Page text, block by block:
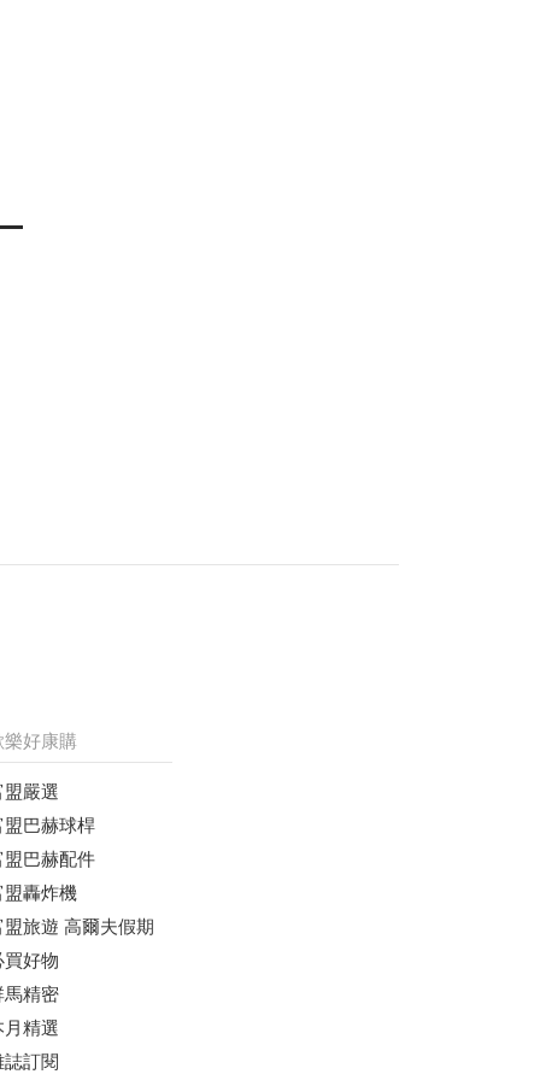
樂好康購
盟嚴選
盟巴赫球桿
盟巴赫配件
盟轟炸機
盟旅遊 高爾夫假期
買好物
馬精密
月精選
誌訂閱